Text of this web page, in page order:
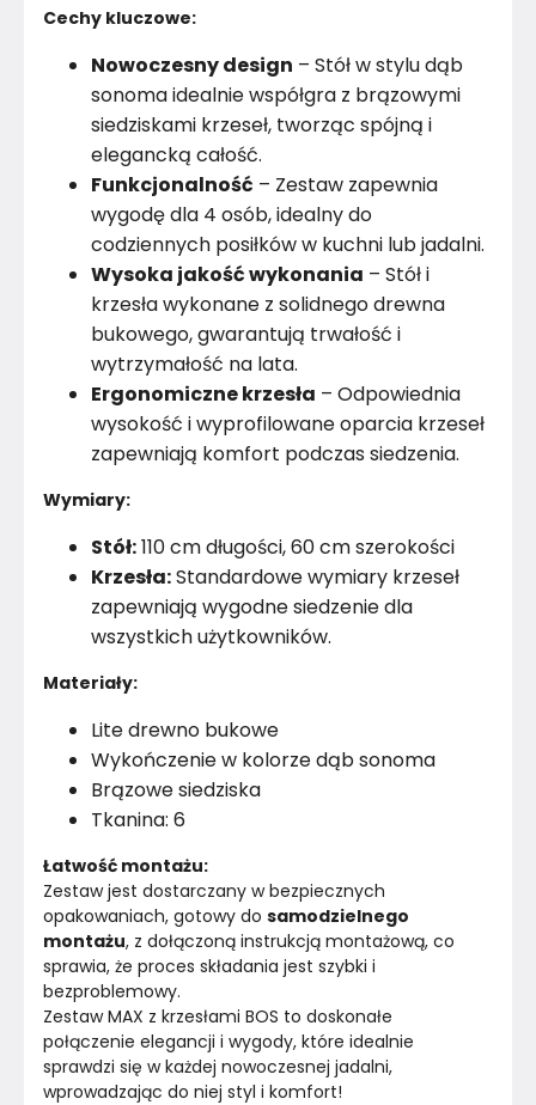
Montaż
Cechy kluczowe:
Nowoczesny design – Stół w stylu dąb
sonoma idealnie współgra z brązowymi
siedziskami krzeseł, tworząc spójną i
elegancką całość.
Funkcjonalność – Zestaw zapewnia
wygodę dla 4 osób, idealny do
codziennych posiłków w kuchni lub jadalni.
Wysoka jakość wykonania – Stół i
krzesła wykonane z solidnego drewna
bukowego, gwarantują trwałość i
wytrzymałość na lata.
Ergonomiczne krzesła – Odpowiednia
wysokość i wyprofilowane oparcia krzeseł
zapewniają komfort podczas siedzenia.
Wymiary:
Stół:110 cm długości, 60 cm szerokości
Krzesła:Standardowe wymiary krzeseł
zapewniają wygodne siedzenie dla
wszystkich użytkowników.
Materiały:
Lite drewno bukowe
Wykończenie w kolorze dąb sonoma
Brązowe siedziska
Tkanina: 6
Łatwość montażu:
Zestaw jest dostarczany w bezpiecznych
opakowaniach, gotowy do samodzielnego
montażu, z dołączoną instrukcją montażową, co
sprawia, że proces składania jest szybki i
bezproblemowy.
Zestaw MAX z krzesłami BOS to doskonałe
połączenie elegancji i wygody, które idealnie
sprawdzi się w każdej nowoczesnej jadalni,
wprowadzając do niej styl i komfort!